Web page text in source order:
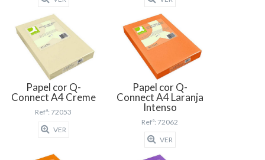
Papel cor Q-
Connect A4 Creme
Refª: 72053
VER
Papel cor Q-
Connect A4 Laranja
Intenso
Refª: 72062
VER